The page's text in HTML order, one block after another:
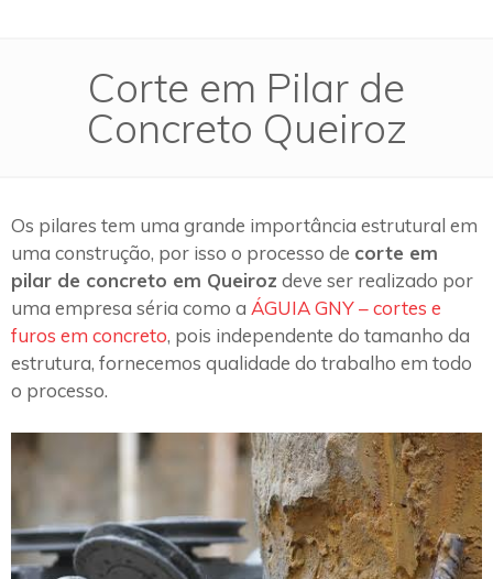
Corte em Pilar de
Concreto Queiroz
Os pilares tem uma grande importância estrutural em
uma construção, por isso o processo de corte em
pilar de concreto em Queiroz deve ser realizado por
uma empresa séria como a ÁGUIA GNY – cortes e
furos em concreto, pois independente do tamanho da
estrutura, fornecemos qualidade do trabalho em todo
o processo.